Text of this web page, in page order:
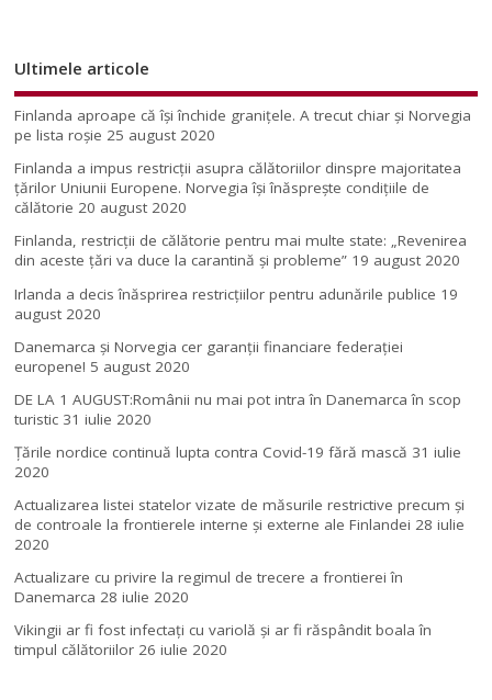
Ultimele articole
Finlanda aproape că își închide granițele. A trecut chiar și Norvegia
pe lista roșie 25 august 2020
Finlanda a impus restricţii asupra călătoriilor dinspre majoritatea
ţărilor Uniunii Europene. Norvegia își înăsprește condițiile de
călătorie 20 august 2020
Finlanda, restricţii de călătorie pentru mai multe state: „Revenirea
din aceste ţări va duce la carantină şi probleme” 19 august 2020
Irlanda a decis înăsprirea restricțiilor pentru adunările publice 19
august 2020
Danemarca și Norvegia cer garanții financiare federației
europene! 5 august 2020
DE LA 1 AUGUST:Românii nu mai pot intra în Danemarca în scop
turistic 31 iulie 2020
Țările nordice continuă lupta contra Covid-19 fără mască 31 iulie
2020
Actualizarea listei statelor vizate de măsurile restrictive precum și
de controale la frontierele interne și externe ale Finlandei 28 iulie
2020
Actualizare cu privire la regimul de trecere a frontierei în
Danemarca 28 iulie 2020
Vikingii ar fi fost infectaţi cu variolă şi ar fi răspândit boala în
timpul călătoriilor 26 iulie 2020